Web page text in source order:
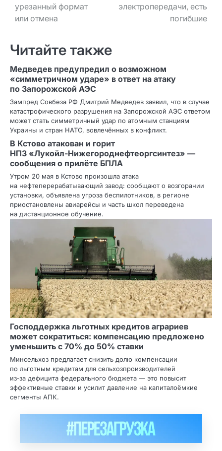
урезанный формат
или отмена
электропередачи, есть
погибшие
Читайте также
Медведев предупредил о возможном
«симметричном ударе» в ответ на атаку
по Запорожской АЭС
Зампред Совбеза РФ Дмитрий Медведев заявил, что в случае
катастрофического разрушения на Запорожской АЭС ответом
может стать симметричный удар по атомным станциям
Украины и стран НАТО, вовлечённых в конфликт.
В Кстово атакован и горит
НПЗ «Лукойл‑Нижегороднефтеоргсинтез» —
сообщения о прилёте БПЛА
Утром 20 мая в Кстово произошла атака
на нефтеперерабатывающий завод: сообщают о возгорании
установки, объявлена угроза беспилотников, в регионе
приостановлены авиарейсы и часть школ переведена
на дистанционное обучение.
Господдержка льготных кредитов аграриев
может сократиться: компенсацию предложено
уменьшить с 70% до 50% ставки
Минсельхоз предлагает снизить долю компенсации
по льготным кредитам для сельхозпроизводителей
из‑за дефицита федерального бюджета — это повысит
эффективные ставки и усилит давление на капиталоёмкие
сегменты АПК.